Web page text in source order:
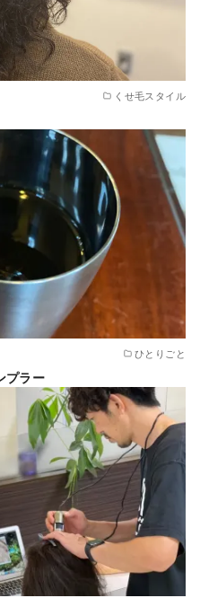
くせ毛スタイル
ひとりごと
ラー